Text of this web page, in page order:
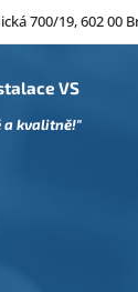
700/19, 602 00
VS
a kvalitně!"